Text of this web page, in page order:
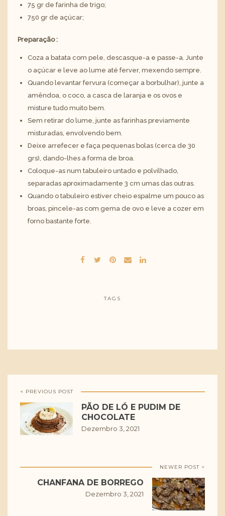
75 gr de farinha de trigo;
750 gr de açúcar;
Preparação :
Coza a batata com pele, descasque-a e passe-a. Junte
o açúcar e leve ao lume até ferver, mexendo sempre.
Quando levantar fervura (começar a borbulhar), junte a
amêndoa, o coco, a casca de laranja e os ovos e
misture tudo muito bem.
Sem retirar do lume, junte as farinhas previamente
misturadas, envolvendo bem.
Deixe arrefecer e faça pequenas bolas (cerca de 30
grs), dando-lhes a forma de broa.
Coloque-as num tabuleiro untado e polvilhado,
separadas aproximadamente 3 cm umas das outras.
Quando o tabuleiro estiver cheio espalme um pouco as
broas, pincele-as com gema de ovo e leve a cozer em
forno bastante forte.
TAGS
< PREVIOUS POST
PÃO DE LÓ E PUDIM DE
CHOCOLATE
Dezembro 3, 2021
NEWER POST >
CHANFANA DE BORREGO
Dezembro 3, 2021